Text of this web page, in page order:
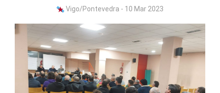
Vigo/Pontevedra - 10 Mar 2023